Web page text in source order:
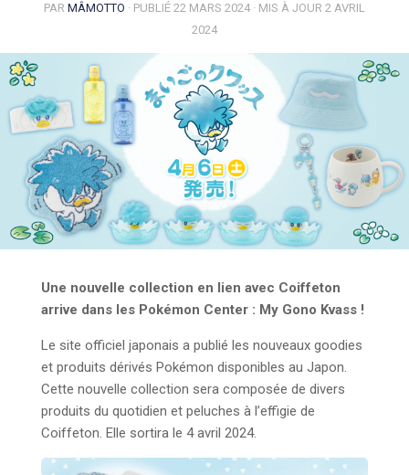
PAR MÂMOTTO · PUBLIÉ 22 MARS 2024· MIS À JOUR 2 AVRIL
2024
Une nouvelle collection en lien avec Coiffeton
arrive dans les Pokémon Center : My Gono Kvass !
Le site officiel japonais a publié les nouveaux goodies
et produits dérivés Pokémon disponibles au Japon.
Cette nouvelle collection sera composée de divers
produits du quotidien et peluches à l’effigie de
Coiffeton. Elle sortira le 4 avril 2024.